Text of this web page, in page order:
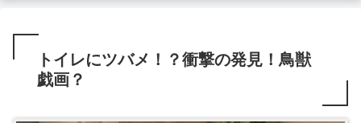
トイレにツバメ！？衝撃の発見！鳥獣
戯画？